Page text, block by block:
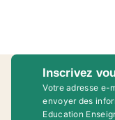
Inscrivez
Votre adresse e-
envoyer des
Education